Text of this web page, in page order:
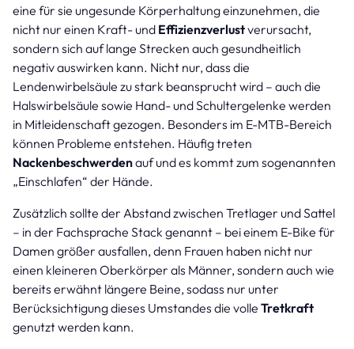
eine für sie ungesunde Körperhaltung einzunehmen, die
nicht nur einen Kraft- und Effizienzverlustverursacht,
sondern sich auf lange Strecken auch gesundheitlich
negativ auswirken kann. Nicht nur, dass die
Lendenwirbelsäule zu stark beansprucht wird – auch die
Halswirbelsäule sowie Hand- und Schultergelenke werden
in Mitleidenschaft gezogen. Besonders im E-MTB-Bereich
können Probleme entstehen. Häufig treten
Nackenbeschwerdenauf und es kommt zum sogenannten
„Einschlafen“ der Hände.
Zusätzlich sollte der Abstand zwischen Tretlager und Sattel
– in der Fachsprache Stack genannt – bei einem E-Bike für
Damen größer ausfallen, denn Frauen haben nicht nur
einen kleineren Oberkörper als Männer, sondern auch wie
bereits erwähnt längere Beine, sodass nur unter
Berücksichtigung dieses Umstandes die volle Tretkraft
genutzt werden kann.